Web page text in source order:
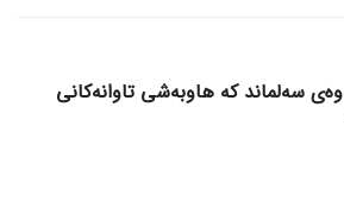
سەلماند کە هاوبەشی تاوانەکانی